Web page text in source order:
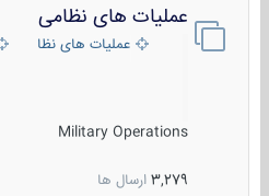
عملیات های نظامی
عملیات های نظامی ایران
Military Operations
3,279 ارسال ها